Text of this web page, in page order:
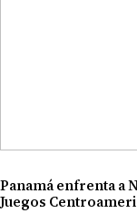
Panamá enfrenta a
Juegos